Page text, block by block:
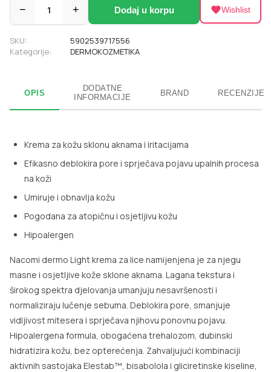
− 1 + Dodaj u korpu Wishlist
SKU:
5902539717556
Kategorije:
DERMOKOZMETIKA
OPIS
DODATNE
INFORMACIJE
BRAND RECENZIJE
Krema za kožu sklonu aknama i iritacijama
Efikasno deblokira pore i sprječava pojavu upalnih procesa
na koži
Umiruje i obnavlja kožu
Pogodana za atopičnu i osjetljivu kožu
Hipoalergen
Nacomi dermo Light krema za lice namijenjena je za njegu
masne i osjetljive kože sklone aknama. Lagana tekstura i
širokog spektra djelovanja umanjuju nesavršenosti i
normaliziraju lučenje sebuma. Deblokira pore, smanjuje
vidljivost mitesera i sprječava njihovu ponovnu pojavu.
Hipoalergena formula, obogaćena trehalozom, dubinski
hidratizira kožu, bez opterećenja. Zahvaljujući kombinaciji
aktivnih sastojaka Elestab™, bisabolola i gliciretinske kiseline,